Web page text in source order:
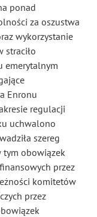
ponad
za oszustwa
wykorzystanie
straciło
emerytalnym
Enronu
regulacji
uchwalono
szereg
tym obowiązek
przez
komitetów
przez